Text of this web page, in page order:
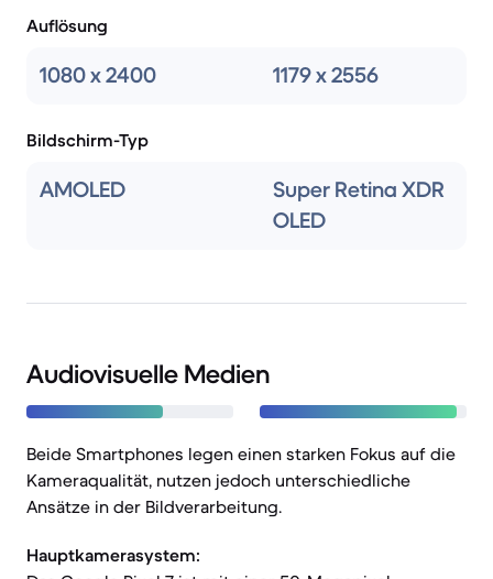
Auflösung
1080 x 2400 1179 x 2556
Bildschirm-Typ
AMOLED
Super Retina XDR
OLED
Audiovisuelle Medien
Beide Smartphones legen einen starken Fokus auf die
Kameraqualität, nutzen jedoch unterschiedliche
Ansätze in der Bildverarbeitung.
Hauptkamerasystem: